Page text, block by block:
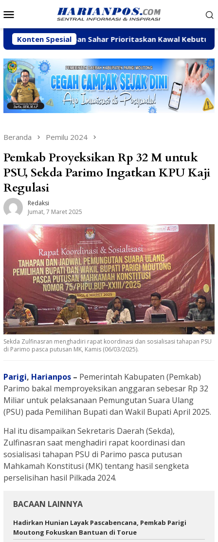
ke
Mobile
Konten Spesial
Arpan Sahar Prioritaskan Kawal Kebutuhan Dasar
Beranda Pemilu 2024
Pemkab Proyeksikan Rp 32 M untuk
PSU, Sekda Parimo Ingatkan KPU Kaji
Regulasi
Redaksi
Jumat, 7 Maret 2025
Sekda Zulfinasran menghadiri rapat koordinasi dan sosialisasi tahapan PSU
di Parimo pasca putusan MK, Kamis (06/03/2025).
Parigi, Harianpos – Pemerintah Kabupaten (Pemkab)
Parimo bakal memproyeksikan anggaran sebesar Rp 32
Miliar untuk pelaksanaan Pemungutan Suara Ulang
(PSU) pada Pemilihan Bupati dan Wakil Bupati April 2025.
Hal itu disampaikan Sekretaris Daerah (Sekda),
Zulfinasran saat menghadiri rapat koordinasi dan
sosialisasi tahapan PSU di Parimo pasca putusan
Mahkamah Konstitusi (MK) tentang hasil sengketa
perselisihan hasil Pilkada 2024.
BACAAN LAINNYA
Hadirkan Hunian Layak Pascabencana, Pemkab Parigi
Moutong Fokuskan Bantuan di Torue